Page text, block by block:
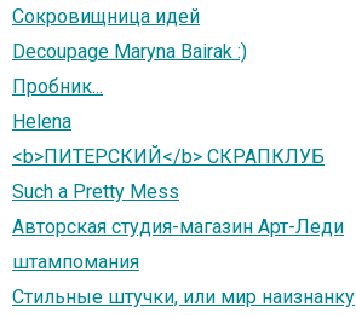
Сокровищница идей
Decoupage Maryna Bairak :)
Пробник...
Helena
<b>ПИТЕРСКИЙ</b> СКРАПКЛУБ
Such a Pretty Mess
Авторская студия-магазин Арт-Леди
штампомания
Стильные штучки, или мир наизнанку